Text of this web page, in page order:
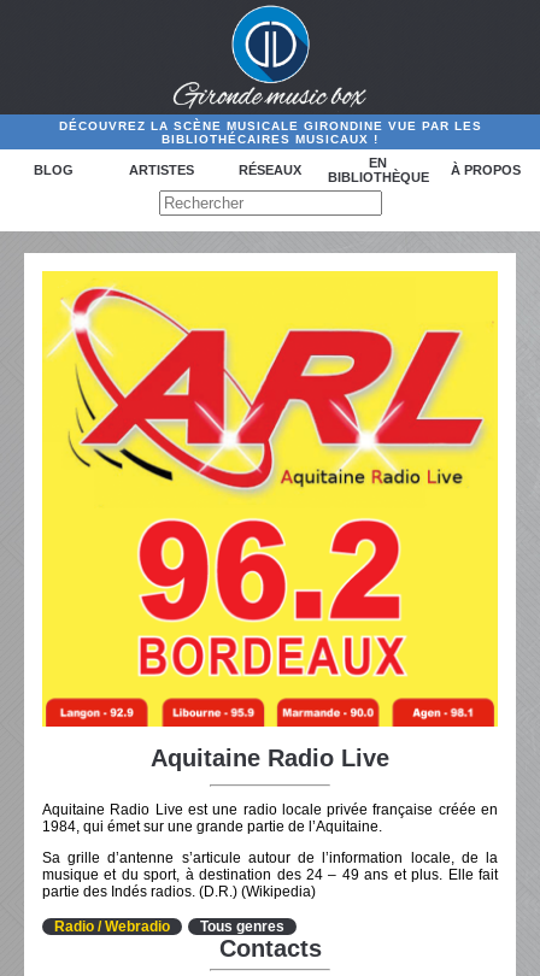
DÉCOUVREZ LA SCÈNE MUSICALE GIRONDINE VUE PAR LES
BIBLIOTHÉCAIRES MUSICAUX !
BLOG ARTISTES RÉSEAUX
EN
BIBLIOTHÈQUE
À PROPOS
Aquitaine Radio Live
Aquitaine Radio Live est une radio locale privée française créée en
1984, qui émet sur une grande partie de l’Aquitaine.
Sa grille d’antenne s’articule autour de l’information locale, de la
musique et du sport, à destination des 24 – 49 ans et plus. Elle fait
partie des Indés radios. (D.R.) (Wikipedia)
Radio / Webradio Tous genres
Contacts